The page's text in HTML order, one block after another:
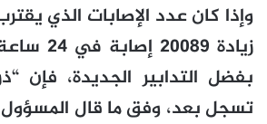
زيادة
بفضل التدابير الجديدة، فإن
تسجل بعد، وفق ما قال المسؤول